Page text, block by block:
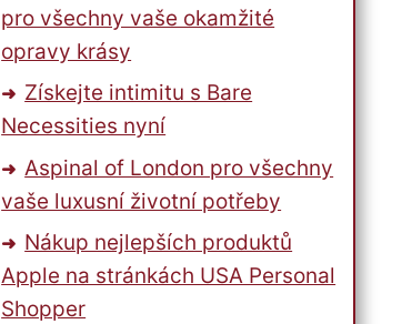
pro všechny vaše okamžité
opravy krásy
Získejte intimitu s Bare
Necessities nyní
Aspinal of London pro všechny
vaše luxusní životní potřeby
Nákup nejlepších produktů
Apple na stránkách USA Personal
Shopper